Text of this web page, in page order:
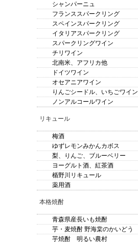
シャンパーニュ
フランススパークリング
スペインスパークリング
イタリアスパークリング
スパークリングワイン
チリワイン
北南米、アフリカ他
ドイツワイン
オセアニアワイン
りんごシードル、いちごワイン
ノンアルコールワイン
リキュール
梅酒
ゆずレモンみかんカボス
梨、りんご、ブルーベリー
ヨーグルト酒、紅茶酒
楯野川リキュール
薬用酒
本格焼酎
青森県産長いも焼酎
芋・麦焼酎 野海棠のかいどう
芋焼酎 明るい農村